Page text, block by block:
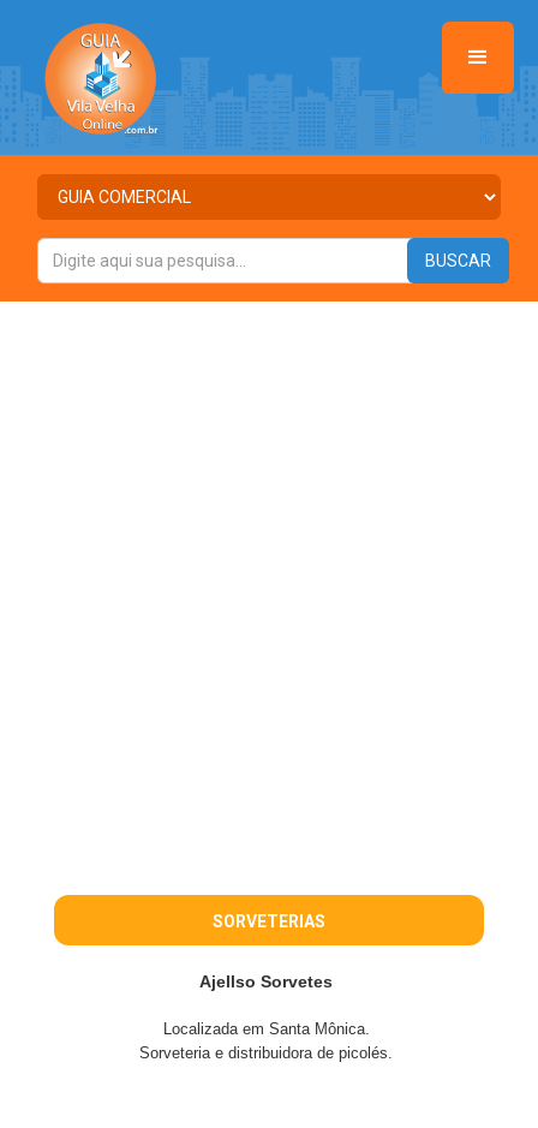
SORVETERIAS
Ajellso Sorvetes
Localizada em Santa Mônica.
Sorveteria e distribuidora de picolés.